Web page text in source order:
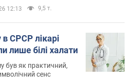
12:13 9,5 т.
СРСР лікарі
лише білі халати
був як практичний,
сенс